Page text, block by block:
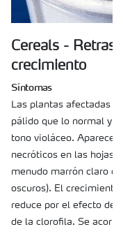
Cereals -
crecimiento
Síntomas
Las plantas afectadas
pálido que lo normal y
tono violáceo. Aparecen
necróticos en las hojas
menudo marrón claro
oscuros). El crecimiento
reduce por el efecto del
de la clorofila. Se